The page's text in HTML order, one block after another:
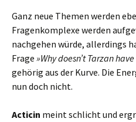
Ganz neue Themen werden
Fragenkomplexe werden
nachgehen würde, allerdings
Frage »Why doesn’t Tarzan
gehörig aus der Kurve. Die
nun doch nicht.
Acticin meint schlicht und